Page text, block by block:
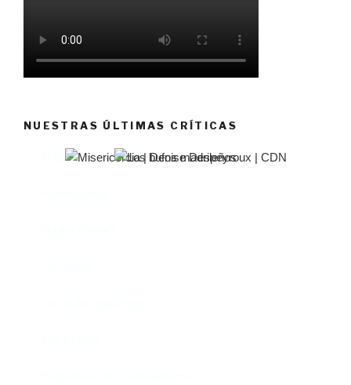
NUESTRAS ÚLTIMAS CRÍTICAS
El castillo de Lindabridis